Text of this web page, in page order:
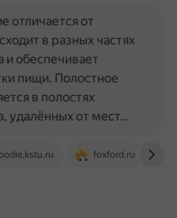
foxford.ru
отличается от
в разных частях
и обеспечивает
пищи. Полостное
в полостях
удалённых от мест…